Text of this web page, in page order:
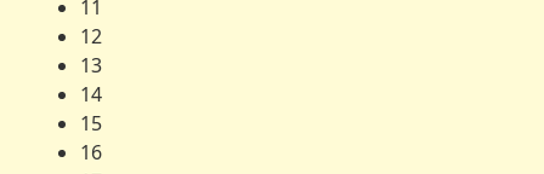
11
12
13
14
15
16